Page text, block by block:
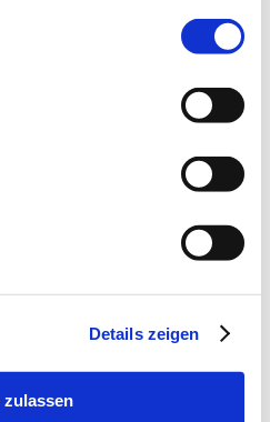
Details zeigen
zulassen